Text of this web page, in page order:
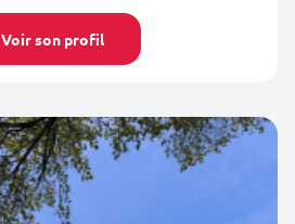
Voir son profil